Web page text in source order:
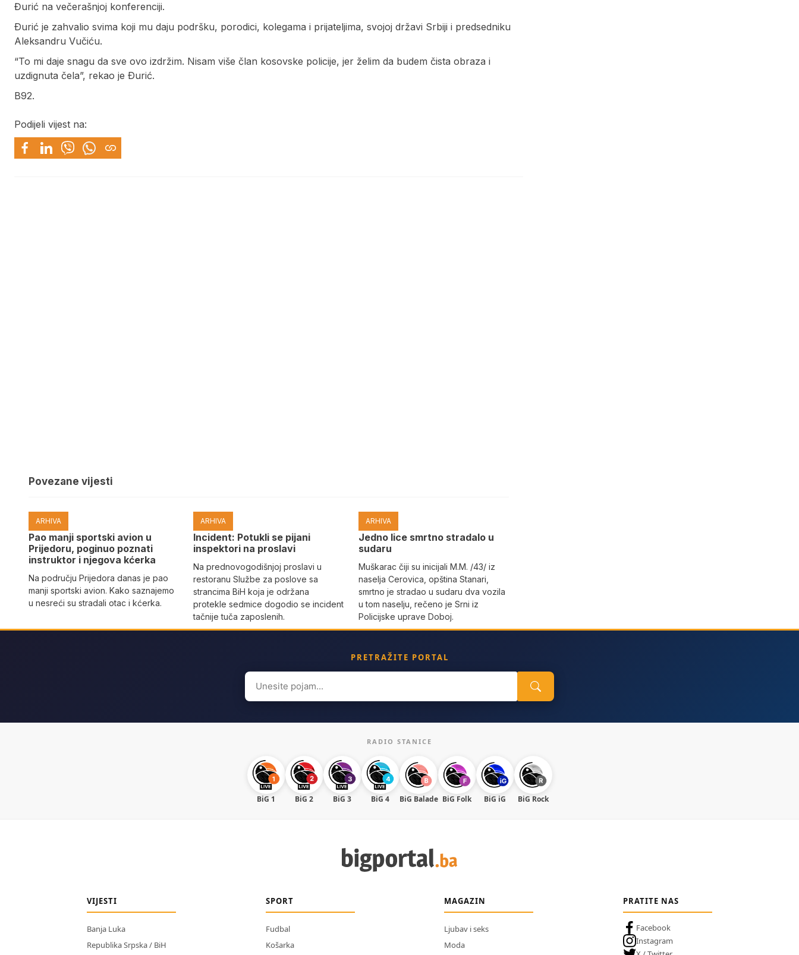
Đurić na večerašnjoj konferenciji.
Ðurić je zahvalio svima koji mu daju podršku, porodici, kolegama i prijateljima, svojoj državi Srbiji i predsedniku
Aleksandru Vučiću.
“To mi daje snagu da sve ovo izdržim. Nisam više član kosovske policije, jer želim da budem čista obraza i
uzdignuta čela”, rekao je Ðurić.
B92.
Podijeli vijest na:
Povezane vijesti
ARHIVA
Pao manji sportski avion u
Prijedoru, poginuo poznati
instruktor i njegova kćerka
Na području Prijedora danas je pao
manji sportski avion. Kako saznajemo
u nesreći su stradali otac i kćerka.
ARHIVA
Incident: Potukli se pijani
inspektori na proslavi
Na prednovogodišnjoj proslavi u
restoranu Službe za poslove sa
strancima BiH koja je održana
protekle sedmice dogodio se incident
tačnije tuča zaposlenih.
ARHIVA
Јedno lice smrtno stradalo u
sudaru
Muškarac čiji su inicijali M.M. /43/ iz
naselja Cerovica, opština Stanari,
smrtno je stradao u sudaru dva vozila
u tom naselju, rečeno je Srni iz
Policijske uprave Doboj.
PRETRAŽITE PORTAL
Search
for:
RADIO STANICE
BiG 1 BiG 2 BiG 3 BiG 4 BiG Balade BiG Folk BiG iG BiG Rock
VIJESTI
Banja Luka
Republika Srpska / BiH
SPORT
Fudbal
Košarka
MAGAZIN
Ljubav i seks
Moda
PRATITE NAS
Facebook
Instagram